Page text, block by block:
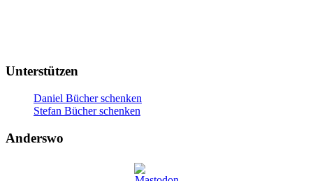
Unterstützen
Daniel Bücher schenken
Stefan Bücher schenken
Anderswo